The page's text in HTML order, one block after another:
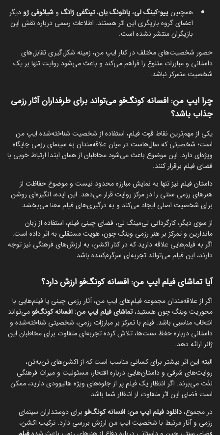
همچنینییو-کینگ لی،یانلونگ یان،تینگفی ژانگ و شیائوفی ژودیگر
اعضای گروه بازیگری این اثر هستند. اطلاعات رسمی درباره نقش این
بازیگران منتشر نشده است.
حضور شخصیت‌های مختلف در کنار ایپ من، زمینه شکل‌گیری تقابل‌های
داستانی و مبارزات متنوع را فراهم می‌کند و باعث می‌شود روایت تنها بر یک
شخصیت متمرکز نباشد.
چرا ایپ من: افسانه کونگ‌فو می‌تواند برای طرفداران آثار رزمی
جذاب باشد؟
یکی از مهم‌ترین نقاط قوت فیلم، استفاده از شخصیت شناخته‌شده ایپ من
است؛ شخصیتی که سال‌هاست در میان علاقه‌مندان به سینمای رزمی جایگاه
ویژه‌ای دارد. این موضوع باعث می‌شود مخاطبان از همان ابتدا ارتباط خوبی با
فضای فیلم برقرار کنند.
داستان فیلم نیز تنها به نمایش مبارزه محدود نیست و موضوع حفاظت از
هنرهای رزمی سنتی را در مرکز روایت قرار می‌دهد. این ایده، انگیزه‌ای روشن
برای شخصیت اصلی ایجاد می‌کند و به درگیری‌های فیلم معنا می‌بخشد.
از سوی دیگر، کارگردانی لی‌مینگ لی، فضای چینی فیلم، استفاده از زبان
ماندارین و تمرکز بر هنر رزمی وینگ چون، هویت مستقلی به اثر داده است.
اگر به فیلم‌هایی علاقه دارید که در کنار اکشن، به ارزش‌های فرهنگی نیز توجه
دارند، این فیلم می‌تواند تجربه‌ای سرگرم‌کننده باشد.
آیا تماشای فیلم ایپ من: افسانه کونگ‌فو ارزش دارد؟
اگر از علاقه‌مندان مجموعه فیلم‌های ایپ من، آثار رزمی چینی یا فیلم‌هایی با
محوریت وینگ چون هستید،تماشای فیلم ایپ من: افسانه کونگ‌فومی‌تواند
انتخاب مناسبی باشد. فیلم با تمرکز بر مبارزات رزمی، شخصیتی شناخته‌شده و
داستانی درباره حفظ سنت‌ها، تلاش کرده تجربه‌ای متفاوت برای مخاطبان این
ژانر ارائه دهد.
البته این اثر بیشتر برای کسانی مناسب است که از اکشن‌های تن‌به‌تن،
روایت‌های شرقی و داستان‌هایی درباره افتخار، مسئولیت و میراث فرهنگی
لذت می‌برند. اگر انتظار یک فیلم پر از جلوه‌های ویژه هالیوودی دارید، ممکن
است فضای این اثر متفاوت از انتظار شما باشد.
در مجموع،دانلود فیلم ایپ من: افسانه کونگ‌فو برای دوستداران سینمای
رزمی و آثار مرتبط با شخصیت ایپ من ارزش بررسی دارد. ترکیب اکشن،